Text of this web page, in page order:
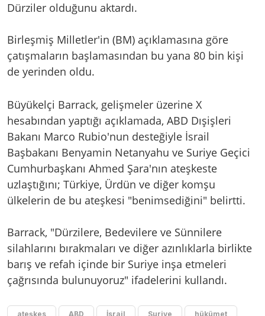
Dürziler olduğunu aktardı.
Birleşmiş Milletler'in (BM) açıklamasına göre
çatışmaların başlamasından bu yana 80 bin kişi
de yerinden oldu.
Büyükelçi Barrack, gelişmeler üzerine X
hesabından yaptığı açıklamada, ABD Dışişleri
Bakanı Marco Rubio'nun desteğiyle İsrail
Başbakanı Benyamin Netanyahu ve Suriye Geçici
Cumhurbaşkanı Ahmed Şara'nın ateşkeste
uzlaştığını; Türkiye, Ürdün ve diğer komşu
ülkelerin de bu ateşkesi "benimsediğini" belirtti.
Barrack, "Dürzilere, Bedevilere ve Sünnilere
silahlarını bırakmaları ve diğer azınlıklarla birlikte
barış ve refah içinde bir Suriye inşa etmeleri
çağrısında bulunuyoruz" ifadelerini kullandı.
ateşkes ABD İsrail Suriye hükümet